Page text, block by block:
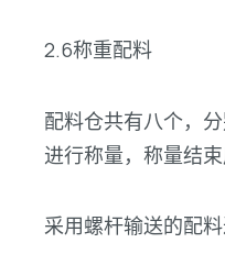
2.6称重配料
配料仓共有八个，
进行称量，称量结
采用螺杆输送的配